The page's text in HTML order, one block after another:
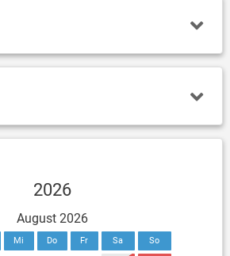
2026
August 2026
Mi Do Fr Sa So